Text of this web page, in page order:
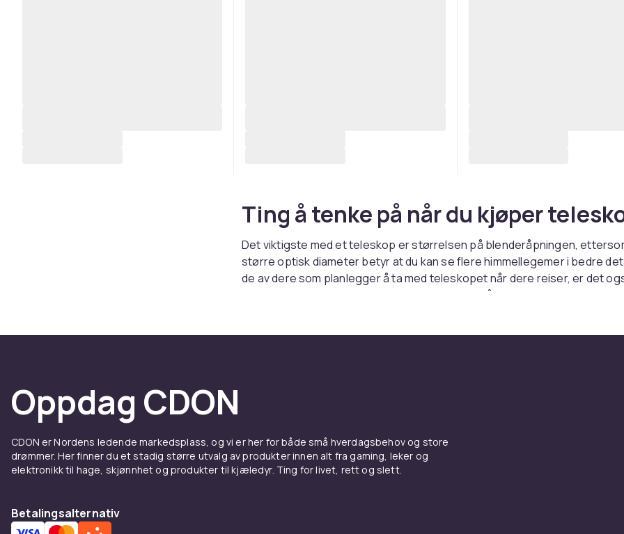
Ting å tenke på når du kjøper
Det viktigste med et teleskop er størrelsen på blenderåpningen,
større optisk diameter betyr at du kan se flere himmellegemer i bedre
de av dere som planlegger å ta med teleskopet når dere reiser, er det
skaffe seg et oppbevaringsetui eller en veske å transportere det i, slik at
være vanskelig for barn å finne og rette teleskopet riktig. Som
det også være aktuelt å skaffe seg et startsett med alt tilbehøret du
Oppdag CDON
CDON er Nordens ledende markedsplass, og vi er her for både små hverdagsbehov og store
drømmer. Her finner du et stadig større utvalg av produkter innen alt fra gaming, leker og
elektronikk til hage, skjønnhet og produkter til kjæledyr. Ting for livet, rett og slett.
Betalingsalternativ